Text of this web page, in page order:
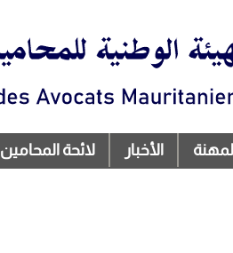
الأخبار لائحة المحامين